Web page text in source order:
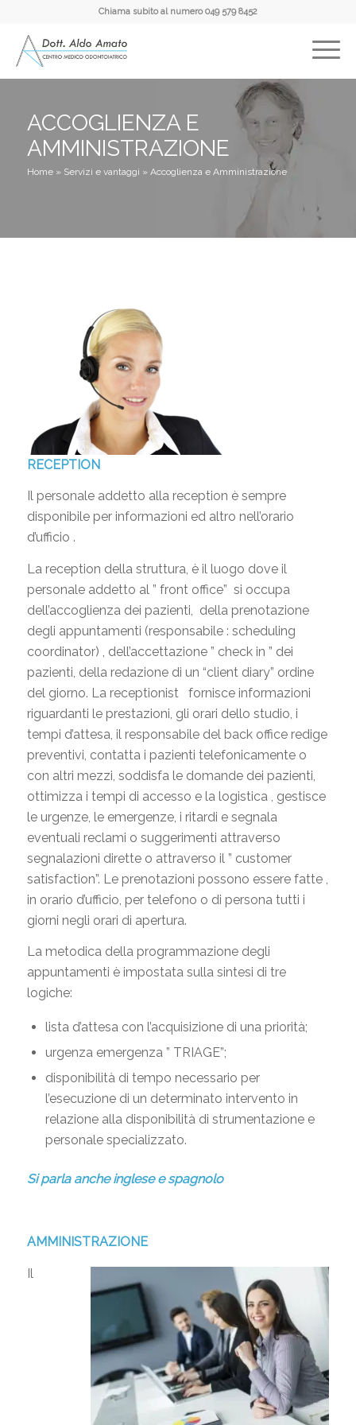
Chiama subito al numero049 579 8452
ACCOGLIENZA E
AMMINISTRAZIONE
Home» Servizi e vantaggi » Accoglienza e Amministrazione
RECEPTION
Il personale addetto alla reception è sempre
disponibile per informazioni ed altro nell’orario
d’ufficio .
La reception della struttura, è il luogo dove il
personale addetto al ” front office” si occupa
dell’accoglienza dei pazienti, della prenotazione
degli appuntamenti (responsabile : scheduling
coordinator) , dell’accettazione ” check in ” dei
pazienti, della redazione di un “client diary” ordine
del giorno. La receptionist fornisce informazioni
riguardanti le prestazioni, gli orari dello studio, i
tempi d’attesa, il responsabile del back office redige
preventivi, contatta i pazienti telefonicamente o
con altri mezzi, soddisfa le domande dei pazienti,
ottimizza i tempi di accesso e la logistica , gestisce
le urgenze, le emergenze, i ritardi e segnala
eventuali reclami o suggerimenti attraverso
segnalazioni dirette o attraverso il ” customer
satisfaction”. Le prenotazioni possono essere fatte ,
in orario d’ufficio, per telefono o di persona tutti i
giorni negli orari di apertura.
La metodica della programmazione degli
appuntamenti è impostata sulla sintesi di tre
logiche:
lista d’attesa con l’acquisizione di una priorità;
urgenza emergenza ” TRIAGE”;
disponibilità di tempo necessario per
l’esecuzione di un determinato intervento in
relazione alla disponibilità di strumentazione e
personale specializzato.
Si parla anche inglese e spagnolo
AMMINISTRAZIONE
Il